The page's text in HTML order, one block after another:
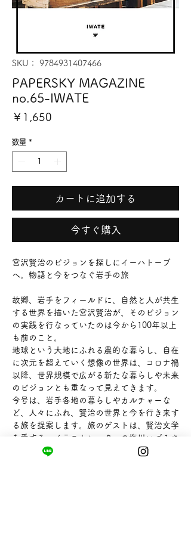
SKU： 9784931407466
PAPERSKY MAGAZINE
no.65-IWATE
￥1,650
数量 *
カートに追加する
今すぐ購入
宮沢賢治のビジョンを探しにイーハトーブ
へ。物語と今をつなぐ岩手の旅
故郷、岩手をフィールドに、自然と人が共生
する世界を描いた宮沢賢治が、そのビジョン
の実践を行なっていたのは今から100年以上
も前のこと。
地球という大地にふれる農的な暮らし、自在
に次元を超えていく想像の世界は、コロナ禍
以降、世界規模で広がる新たな暮らしや未来
のビジョンとも重なって見えてきます。
今号は、岩手各地の暮らしやカルチャーな
ど、人々にふれ、賢治の世界と今を行き来す
る旅を提案します。旅のゲストは、賢治文学
を愛する、イラストレーターの塩川いづみさ
んと、音楽家の小島ケイタニーラブさん。